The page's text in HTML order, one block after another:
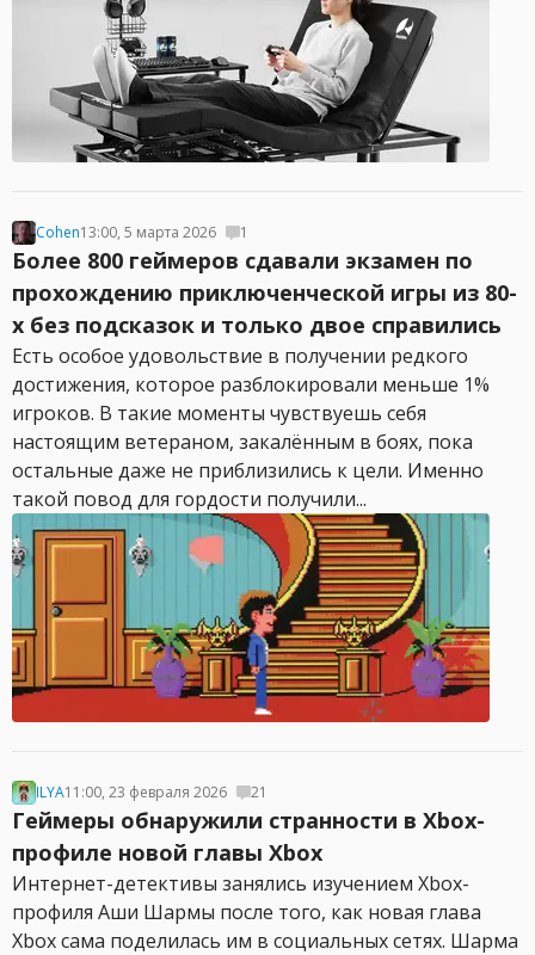
Cohen13:00, 5 марта 2026 1
Более 800 геймеров сдавали экзамен по
прохождению приключенческой игры из 80-
х без подсказок и только двое справились
Есть особое удовольствие в получении редкого
достижения, которое разблокировали меньше 1%
игроков. В такие моменты чувствуешь себя
настоящим ветераном, закалённым в боях, пока
остальные даже не приблизились к цели. Именно
такой повод для гордости получили...
ILYA11:00, 23 февраля 2026 21
Геймеры обнаружили странности в Xbox-
профиле новой главы Xbox
Интернет-детективы занялись изучением Xbox-
профиля Аши Шармы после того, как новая глава
Xbox сама поделилась им в социальных сетях. Шарма